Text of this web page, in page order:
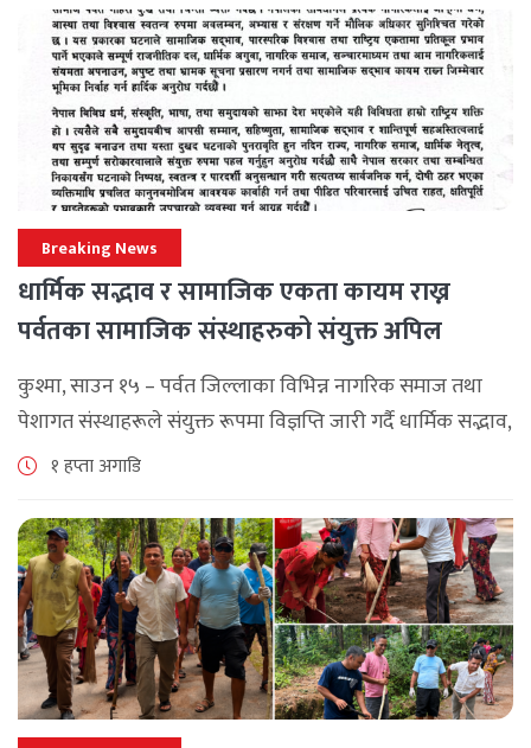
जनाएको छ। भ्रमणका क्रममा विश्व [...]
Breaking News
धार्मिक सद्भाव र सामाजिक एकता कायम राख्न
पर्वतका सामाजिक संस्थाहरुको संयुक्त अपिल
कुश्मा, साउन १५ – पर्वत जिल्लाका विभिन्न नागरिक समाज तथा
पेशागत संस्थाहरूले संयुक्त रूपमा विज्ञप्ति जारी गर्दै धार्मिक सद्भाव,
सामाजिक एकता र कानुनी शासन कायम राख्न सबै पक्षलाई संयमता
१ हप्ता अगाडि